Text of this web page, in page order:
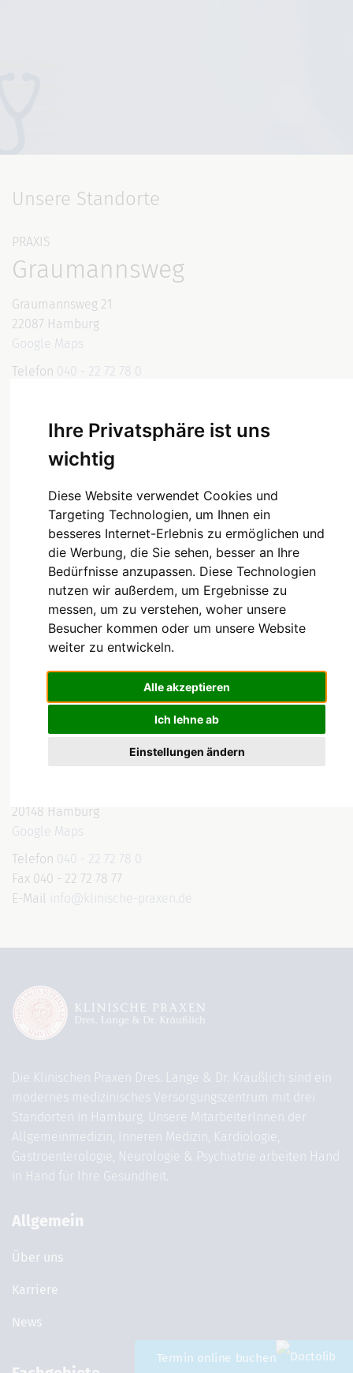
Ihre Privatsphäre ist uns
wichtig
Diese Website verwendet Cookies und
Targeting Technologien, um Ihnen ein
besseres Internet-Erlebnis zu ermöglichen und
die Werbung, die Sie sehen, besser an Ihre
Bedürfnisse anzupassen. Diese Technologien
nutzen wir außerdem, um Ergebnisse zu
messen, um zu verstehen, woher unsere
Besucher kommen oder um unsere Website
weiter zu entwickeln.
Alle akzeptieren
Ich lehne ab
Einstellungen ändern
Termin online buchen
Unsere Standorte
PRAXIS
Graumannsweg
Graumannsweg 21
22087 Hamburg
Google Maps
Telefon 040 - 22 72 78 0
Hansastraße
Hansastraße 2-3
20149 Hamburg
Google Maps
Telefon040 - 22 72 78 0
Fax 040 - 22 72 78 78
info@klinische-praxen.de
PRAXIS
20148 Hamburg
Google Maps
Telefon 040 - 22 72 78 0
Fax 040 - 22 72 78 77
E-Mail
info@klinische-praxen.de
Die Klinischen Praxen Dres. Lange & Dr. Kräußlich sind ein
modernes medizinisches Versorgungszentrum mit drei
Standorten in Hamburg. Unsere MitarbeiterInnen der
Allgemeinmedizin, Inneren Medizin, Kardiologie,
Gastroenterologie, Neurologie & Psychiatrie arbeiten Hand
in Hand für Ihre Gesundheit.
Allgemein
Über uns
Karriere
News